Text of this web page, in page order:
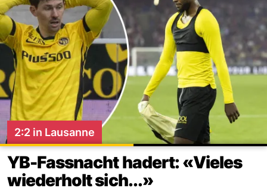
2:2 in Lausanne
YB-Fassnacht hadert: «Vieles
wiederholt sich...»